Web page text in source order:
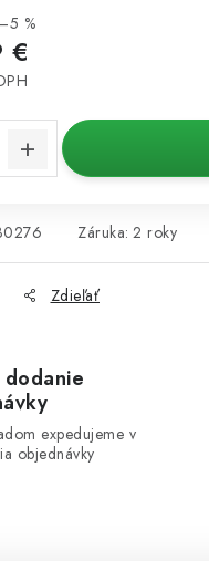
–5 %
€
Záruka: 2 roky
Zdieľať
dodanie
expedujeme v
objednávky